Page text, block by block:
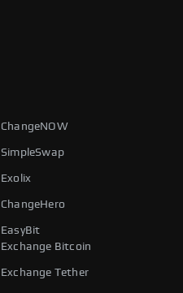
ChangeNOW
SimpleSwap
Exolix
ChangeHero
EasyBit
Exchange Bitcoin
Exchange Tether